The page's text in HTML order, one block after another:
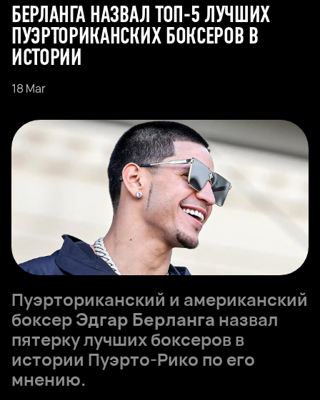
БЕРЛАНГА НАЗВАЛ ТОП-5 ЛУЧШИХ
ПУЭРТОРИКАНСКИХ БОКСЕРОВ В
ИСТОРИИ
18 Mar
Пуэрториканский и американский
боксерЭдгар Берланга назвал
пятерку лучших боксеров в
истории Пуэрто-Рико по его
мнению.